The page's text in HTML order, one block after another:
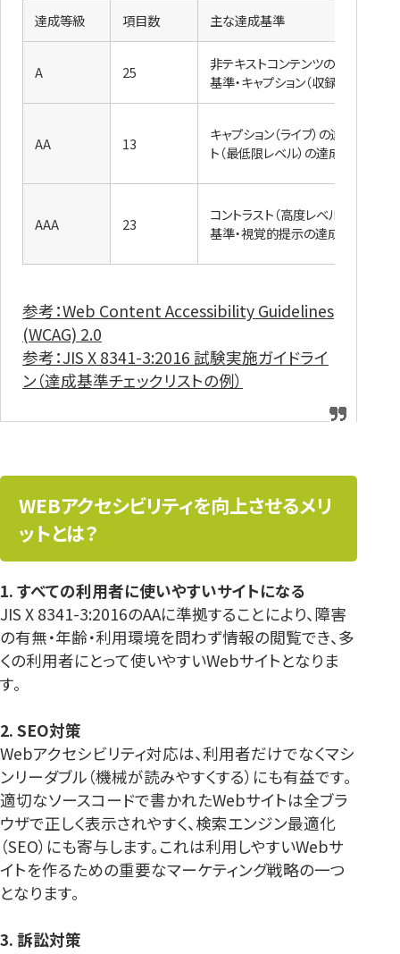
達成等級 項目数 主な達成基準
A 25
非テキストコンテンツの達成基準
基準・キャプション（収録済み）の
AA 13
キャプション（ライブ）の達成基準
ト（最低限レベル）の達成基準 な
AAA 23
コントラスト（高度レベル）の達成
基準・視覚的提示の達成基準 な
参考：Web Content Accessibility Guidelines
(WCAG) 2.0​
参考：JIS X 8341-3:2016 試験実施ガイドライ
ン（達成基準チェックリストの例）
WEBアクセシビリティを向上させるメリ
ットとは？
1. すべての利用者に使いやすいサイトになる
JIS X 8341-3:2016のAAに準拠することにより、障害
の有無・年齢・利用環境を問わず情報の閲覧でき、多
くの利用者にとって使いやすいWebサイトとなりま
す。
2. SEO対策
Webアクセシビリティ対応は、利用者だけでなくマシ
ンリーダブル（機械が読みやすくする）にも有益です。
適切なソースコードで書かれたWebサイトは全ブラ
ウザで正しく表示されやすく、検索エンジン最適化
（SEO）にも寄与します。これは利用しやすいWebサ
イトを作るための重要なマーケティング戦略の一つ
となります。
3. 訴訟対策